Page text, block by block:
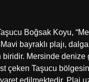
Boğsak Koyu,
bayraklı plajı,
Mersinde
çeken Taşucu
edilmektedir. Plaj